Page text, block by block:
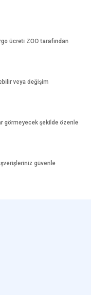
ücreti ZOO tarafından
veya değişim
görmeyecek şekilde özenle
güvenle